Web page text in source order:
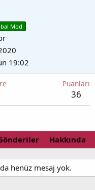
Mod
19:02
Puanları
36
Hakkında
henüz mesaj yok.